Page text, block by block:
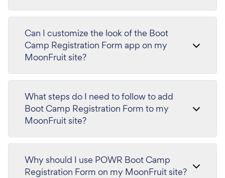
Can I customize the look of the Boot
Camp Registration Form app on my
MoonFruit site?
What steps do I need to follow to add
Boot Camp Registration Form to my
MoonFruit site?
Why should I use POWR Boot Camp
Registration Form on my MoonFruit site?